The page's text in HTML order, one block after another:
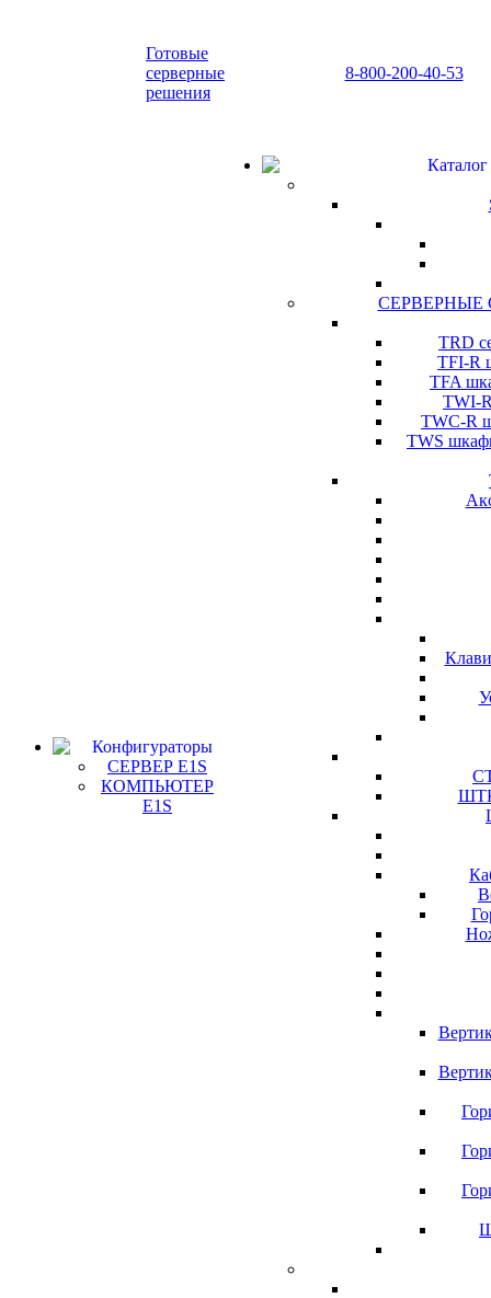
Готовые
серверные
решения
8-800-200-40-53
Конфигураторы
СЕРВЕР E1S
КОМПЬЮТЕР
E1S
TRD
TFI-R
TFA
TWI-
TWC-R
TWS